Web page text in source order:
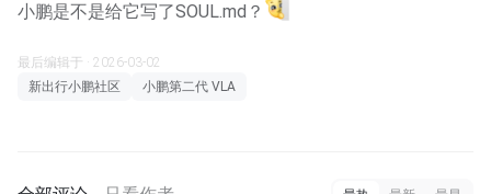
小鹏是不是给它写了SOUL.md？
最后编辑于 · 2026-03-02
新出行小鹏社区
小鹏第二代 VLA